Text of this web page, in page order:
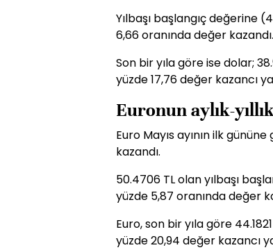
Yılbaşı başlangıç değerine
6,66 oranında değer kazandı.
Son bir yıla göre ise dolar;
yüzde 17,76 değer kazancı
Euronun aylık-
Euro Mayıs ayının ilk
kazandı.
50.4706 TL olan yılbaşı
yüzde 5,87 oranında değer
Euro, son bir yıla göre
yüzde 20,94 değer kazancı